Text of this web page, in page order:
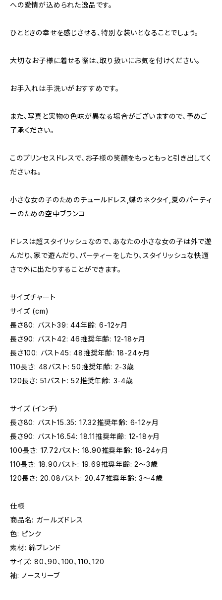
への愛情が込められた逸品です。
ひとときの幸せを感じさせる、特別な装いとなることでしょう。
大切なお子様に着せる際は、取り扱いにお気を付けください。
お手入れは手洗いがおすすめです。
また、写真と実物の色味が異なる場合がございますので、予めご
了承ください。
このプリンセスドレスで、お子様の笑顔をもっともっと引き出してく
ださいね。
小さな女の子のためのチュールドレス,蝶のネクタイ,夏のパーティ
ーのための空中ブランコ
ドレスは超スタイリッシュなので、あなたの小さな女の子は外で遊
んだり、家で遊んだり、パーティーをしたり、スタイリッシュな快適
さで外に出たりすることができます。
サイズチャート
サイズ (cm)
長さ80: バスト39: 44年齢: 6-12ヶ月
長さ90: バスト42: 46推奨年齢: 12-18ヶ月
長さ100: バスト45: 48推奨年齢: 18-24ヶ月
110長さ: 48バスト: 50推奨年齢: 2-3歳
120長さ: 51バスト: 52推奨年齢: 3-4歳
サイズ (インチ)
長さ80: バスト15.35: 17.32推奨年齢: 6-12ヶ月
長さ90: バスト16.54: 18.11推奨年齢: 12-18ヶ月
100長さ: 17.72バスト: 18.90推奨年齢: 18-24ヶ月
110長さ: 18.90バスト: 19.69推奨年齢: 2〜3歳
120長さ: 20.08バスト: 20.47推奨年齢: 3〜4歳
仕様
商品名: ガールズドレス
色: ピンク
素材: 綿ブレンド
サイズ: 80、90、100、110、120
袖: ノースリーブ